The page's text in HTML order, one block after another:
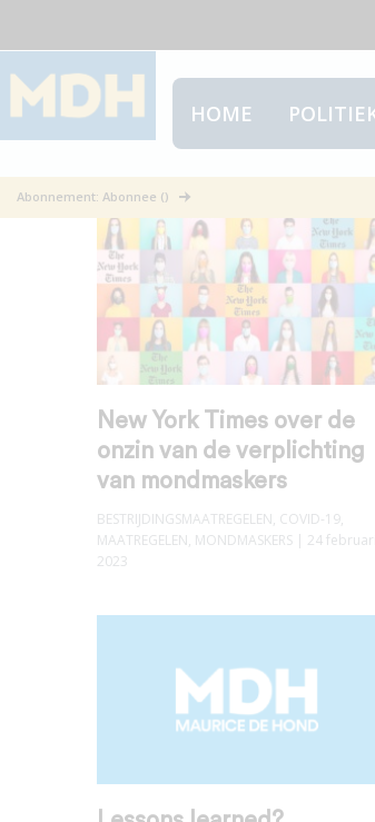
HOME
Abonnement: Abonnee ()
Mondmaskers
New York Times over de
onzin van de verplichting
van mondmaskers
BESTRIJDINGSMAATREGELEN, COVID-19,
MAATREGELEN, MONDMASKERS | 24 februari
2023